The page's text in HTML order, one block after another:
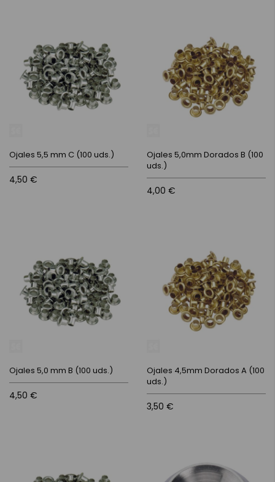
Ojales 5,5 mm C (100 uds.)
4,50 €
Ojales 5,0mm Dorados B (100
uds.)
4,00 €
Ojales 5,0 mm B (100 uds.)
4,50 €
Ojales 4,5mm Dorados A (100
uds.)
3,50 €